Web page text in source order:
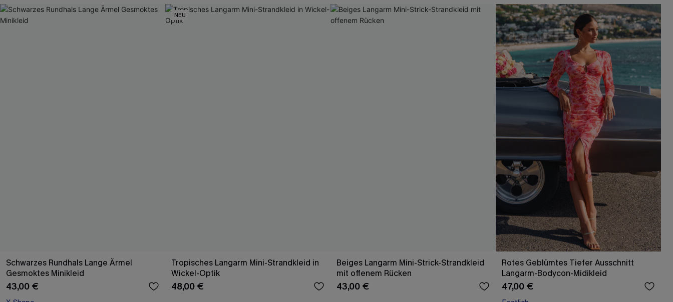
Schwarzes Rundhals Lange Ärmel
Gesmoktes Minikleid
43,00 €
NEU
Tropisches Langarm Mini-Strandkleid in
Wickel-Optik
48,00 €
Beiges Langarm Mini-Strick-Strandkleid
mit offenem Rücken
43,00 €
Rotes Geblümtes Tiefer Ausschnitt
Langarm-Bodycon-Midikleid
47,00 €